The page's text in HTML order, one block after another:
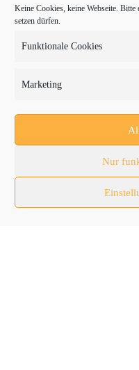
Keine Cookies, keine Webseite.
setzen dürfen.
Funktionale Cookies
Marketing
Nur
Baumaschinen
Fachmessen
Nutzfahrzeuge
RATL 2025 | RecyclingAKTIV